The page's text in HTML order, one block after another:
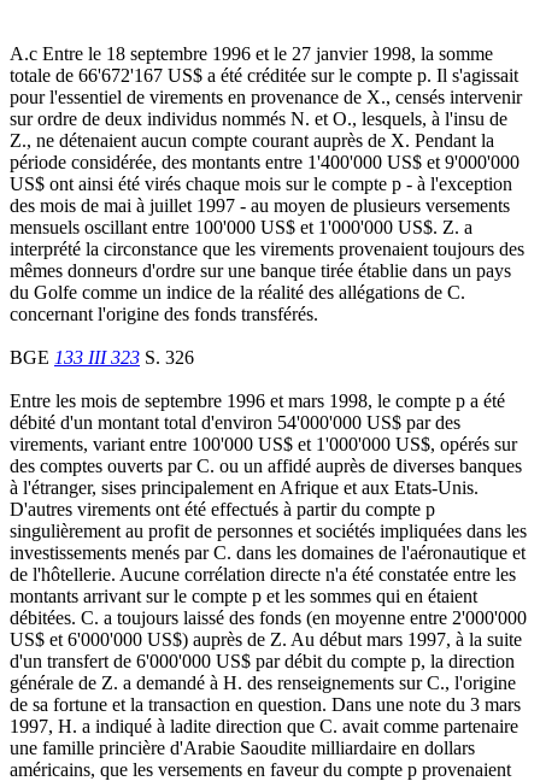
A.c Entre le 18 septembre 1996 et le 27 janvier 1998, la somme
totale de 66'672'167 US$ a été créditée sur le compte p. Il s'agissait
pour l'essentiel de virements en provenance de X., censés intervenir
sur ordre de deux individus nommés N. et O., lesquels, à l'insu de
Z., ne détenaient aucun compte courant auprès de X. Pendant la
période considérée, des montants entre 1'400'000 US$ et 9'000'000
US$ ont ainsi été virés chaque mois sur le compte p - à l'exception
des mois de mai à juillet 1997 - au moyen de plusieurs versements
mensuels oscillant entre 100'000 US$ et 1'000'000 US$. Z. a
interprété la circonstance que les virements provenaient toujours des
mêmes donneurs d'ordre sur une banque tirée établie dans un pays
du Golfe comme un indice de la réalité des allégations de C.
concernant l'origine des fonds transférés.
BGE 133 III 323 S. 326
Entre les mois de septembre 1996 et mars 1998, le compte p a été
débité d'un montant total d'environ 54'000'000 US$ par des
virements, variant entre 100'000 US$ et 1'000'000 US$, opérés sur
des comptes ouverts par C. ou un affidé auprès de diverses banques
à l'étranger, sises principalement en Afrique et aux Etats-Unis.
D'autres virements ont été effectués à partir du compte p
singulièrement au profit de personnes et sociétés impliquées dans les
investissements menés par C. dans les domaines de l'aéronautique et
de l'hôtellerie. Aucune corrélation directe n'a été constatée entre les
montants arrivant sur le compte p et les sommes qui en étaient
débitées. C. a toujours laissé des fonds (en moyenne entre 2'000'000
US$ et 6'000'000 US$) auprès de Z. Au début mars 1997, à la suite
d'un transfert de 6'000'000 US$ par débit du compte p, la direction
générale de Z. a demandé à H. des renseignements sur C., l'origine
de sa fortune et la transaction en question. Dans une note du 3 mars
1997, H. a indiqué à ladite direction que C. avait comme partenaire
une famille princière d'Arabie Saoudite milliardaire en dollars
américains, que les versements en faveur du compte p provenaient